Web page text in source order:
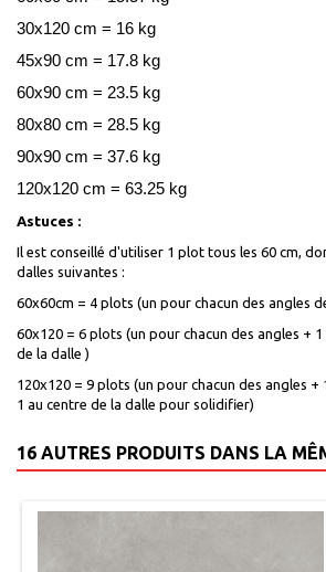
30x120 cm = 16 kg
45x90 cm = 17.8 kg
60x90 cm = 23.5 kg
80x80 cm = 28.5 kg
90x90 cm = 37.6 kg
120x120 cm = 63.25 kg
Astuces :
Il est conseillé d'utiliser 1 plot tous les 60 cm,
dalles suivantes :
60x60cm = 4 plots (un pour chacun des angles
60x120 = 6 plots (un pour chacun des angles +
de la dalle )
120x120 = 9 plots (un pour chacun des angles +
1 au centre de la dalle pour solidifier)
16 AUTRES PRODUITS DANS LA